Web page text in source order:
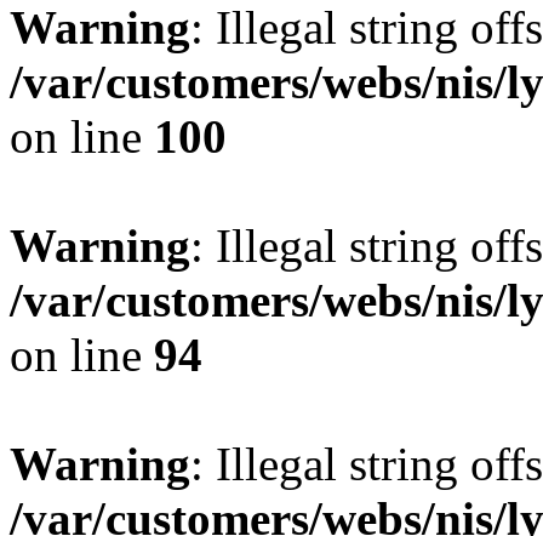
Warning: Illegal string
/var/customers/webs/
on line 100
Warning: Illegal string
/var/customers/webs/
on line 94
Warning: Illegal string
/var/customers/webs/